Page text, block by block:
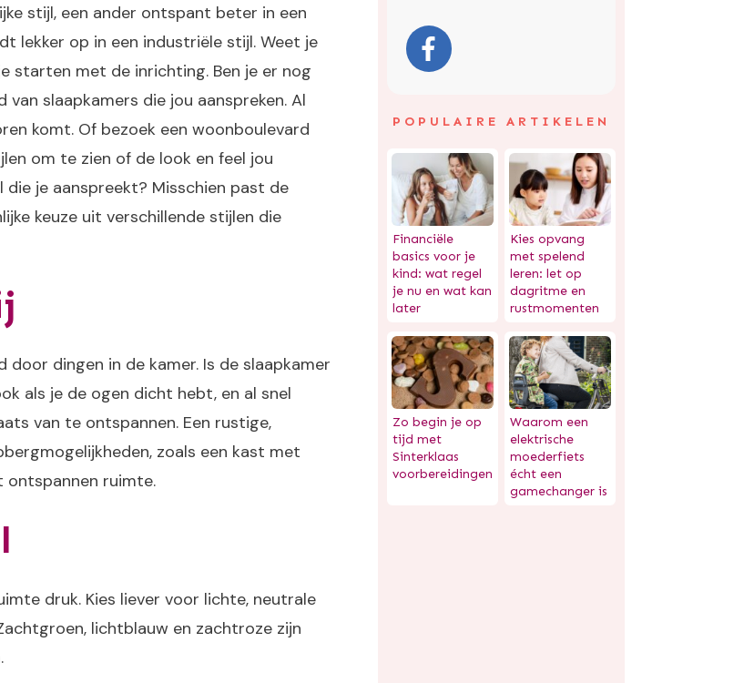
stijl, een ander ontspant beter in een
lekker op in een industriële stijl. Weet je
starten met de inrichting. Ben je er nog
slaapkamers die jou aanspreken. Al
komt. Of bezoek een woonboulevard
om te zien of de look en feel jou
die je aanspreekt? Misschien past de
keuze uit verschillende stijlen die
dingen in de kamer. Is de slaapkamer
als je de ogen dicht hebt, en al snel
van te ontspannen. Een rustige,
zoals een kast met
ontspannen ruimte.
druk. Kies liever voor lichte, neutrale
lichtblauw en zachtroze zijn
POPULAIRE ARTIKELEN
Financiële
basics voor je
kind: wat regel
je nu en wat kan
later
Kies opvang
met spelend
leren: let op
dagritme en
rustmomenten
Zo begin je op
tijd met
Sinterklaas
voorbereidingen
Waarom een
elektrische
moederfiets
écht een
gamechanger is